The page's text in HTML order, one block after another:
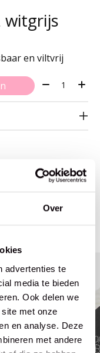
Over
advertenties te
media te bieden
Ook delen we
met onze
en analyse. Deze
met andere
witgrijs
en viltvrij
Aantal:
25% off